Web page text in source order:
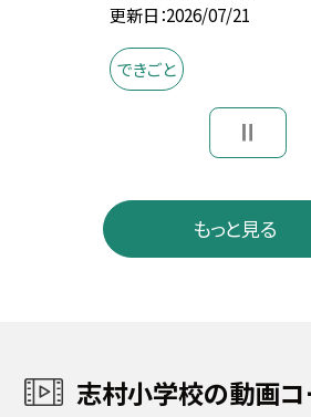
更新日 2026/07/21
できごと
もっと見る
志村小学校の動画コ